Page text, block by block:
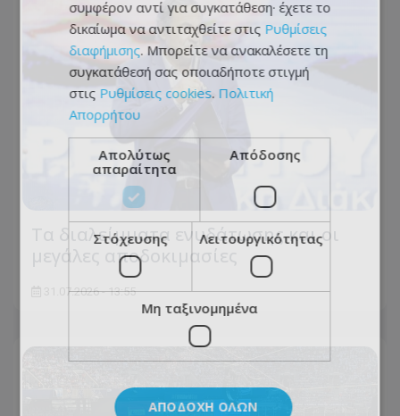
Τα διαλείμματα ενυδάτωσης και οι
μεγάλες αποδοκιμασίες
31.07.2026 - 13:55
συμφέρον αντί για συγκατάθεση· έχετε το
δικαίωμα να αντιταχθείτε στις Ρυθμίσεις
διαφήμισης. Μπορείτε να ανακαλέσετε τη
συγκατάθεσή σας οποιαδήποτε στιγμή
στις Ρυθμίσεις cookies. Πολιτική
Απορρήτου
Απολύτως
απαραίτητα
Απόδοσης
Στόχευσης Λειτουργικότητας
Μη ταξινομημένα
ΑΠΟΔΟΧΉ ΌΛΩΝ